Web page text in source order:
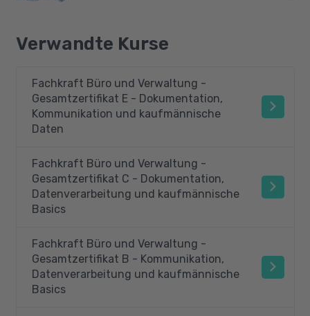
Verwandte Kurse
Fachkraft Büro und Verwaltung -
Gesamtzertifikat E - Dokumentation,
Kommunikation und kaufmännische
Daten
Fachkraft Büro und Verwaltung -
Gesamtzertifikat C - Dokumentation,
Datenverarbeitung und kaufmännische
Basics
Fachkraft Büro und Verwaltung -
Gesamtzertifikat B - Kommunikation,
Datenverarbeitung und kaufmännische
Basics